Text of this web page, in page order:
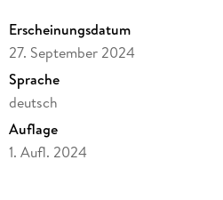
Erscheinungsdatum
27. September 2024
Sprache
deutsch
Auflage
1. Aufl. 2024